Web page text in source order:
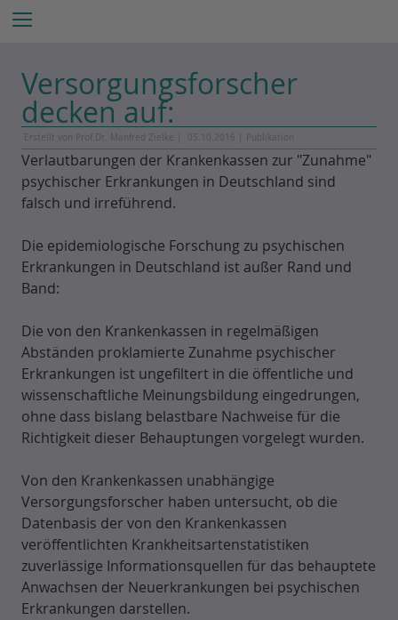
Versorgungsforscher
decken auf:
Erstellt von Prof.Dr. Manfred Zielke | 05.10.2016 Publikation
Verlautbarungen der Krankenkassen zur "Zunahme"
psychischer Erkrankungen in Deutschland sind
falsch und irreführend.
Die epidemiologische Forschung zu psychischen
Erkrankungen in Deutschland ist außer Rand und
Band:
Die von den Krankenkassen in regelmäßigen
Abständen proklamierte Zunahme psychischer
Erkrankungen ist ungefiltert in die öffentliche und
wissenschaftliche Meinungsbildung eingedrungen,
ohne dass bislang belastbare Nachweise für die
Richtigkeit dieser Behauptungen vorgelegt wurden.
Von den Krankenkassen unabhängige
Versorgungsforscher haben untersucht, ob die
Datenbasis der von den Krankenkassen
veröffentlichten Krankheitsartenstatistiken
zuverlässige Informationsquellen für das behauptete
Anwachsen der Neuerkrankungen bei psychischen
Erkrankungen darstellen.